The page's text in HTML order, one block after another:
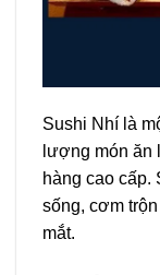
Sushi Nhí là
lượng món ăn
hàng cao
sống, cơm
mắt.